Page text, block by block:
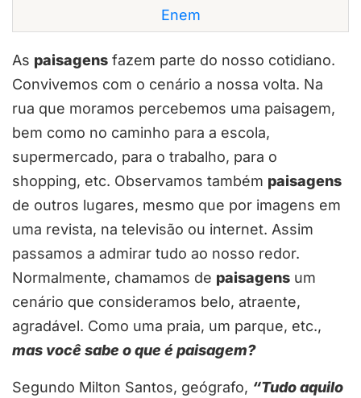
Enem
As paisagens fazem parte do nosso cotidiano.
Convivemos com o cenário a nossa volta. Na
rua que moramos percebemos uma paisagem,
bem como no caminho para a escola,
supermercado, para o trabalho, para o
shopping, etc. Observamos também paisagens
de outros lugares, mesmo que por imagens em
uma revista, na televisão ou internet. Assim
passamos a admirar tudo ao nosso redor.
Normalmente, chamamos de paisagens um
cenário que consideramos belo, atraente,
agradável. Como uma praia, um parque, etc.,
mas você sabe o que é paisagem?
Segundo Milton Santos, geógrafo, “Tudo aquilo